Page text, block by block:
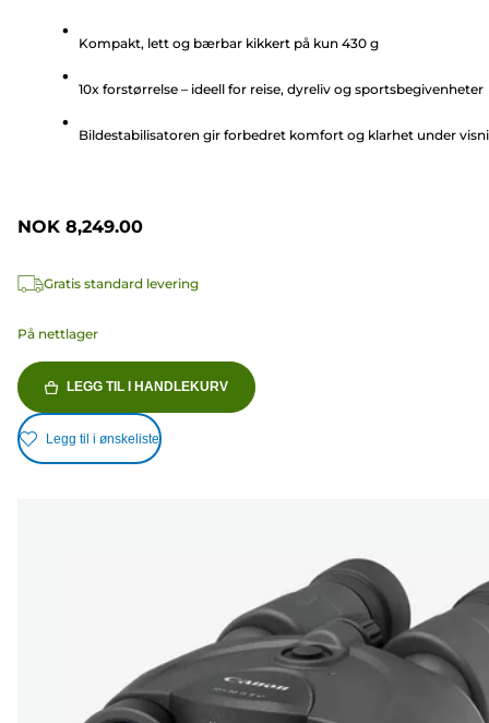
stjerner.
omtaler
Kompakt, lett og bærbar kikkert på kun 430 g
10x forstørrelse – ideell for reise, dyreliv og sportsbegivenheter
Bildestabilisatoren gir forbedret komfort og klarhet under
NOK 8,249.00
Gratis standard levering
På nettlager
LEGG TIL I HANDLEKURV
Legg til i ønskeliste